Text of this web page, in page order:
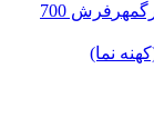
فرش 700
نما)